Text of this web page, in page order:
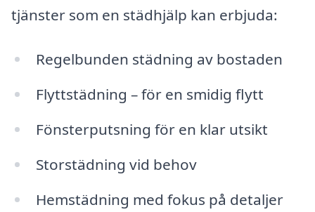
tjänster som en städhjälp kan erbjuda:
Regelbunden städning av bostaden
Flyttstädning – för en smidig flytt
Fönsterputsning för en klar utsikt
Storstädning vid behov
Hemstädning med fokus på detaljer